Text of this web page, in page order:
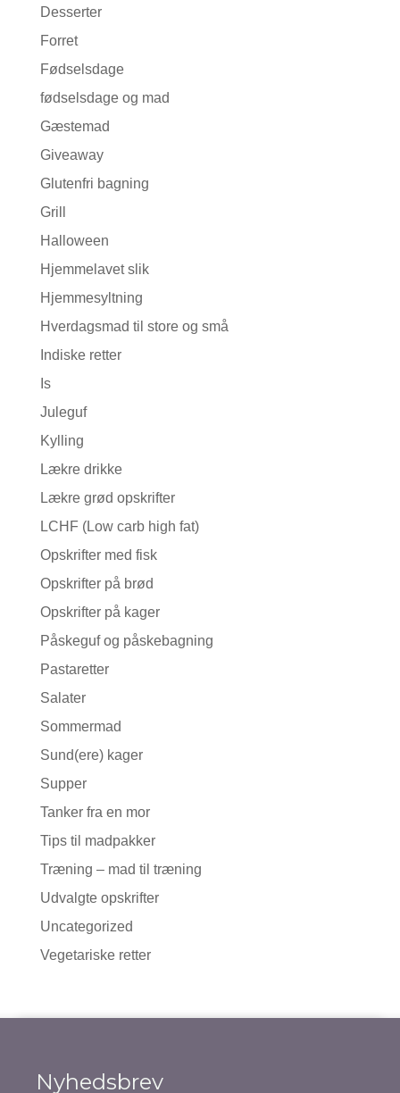
Desserter
Forret
Fødselsdage
fødselsdage og mad
Gæstemad
Giveaway
Glutenfri bagning
Grill
Halloween
Hjemmelavet slik
Hjemmesyltning
Hverdagsmad til store og små
Indiske retter
Is
Juleguf
Kylling
Lækre drikke
Lækre grød opskrifter
LCHF (Low carb high fat)
Opskrifter med fisk
Opskrifter på brød
Opskrifter på kager
Påskeguf og påskebagning
Pastaretter
Salater
Sommermad
Sund(ere) kager
Supper
Tanker fra en mor
Tips til madpakker
Træning – mad til træning
Udvalgte opskrifter
Uncategorized
Vegetariske retter
Nyhedsbrev